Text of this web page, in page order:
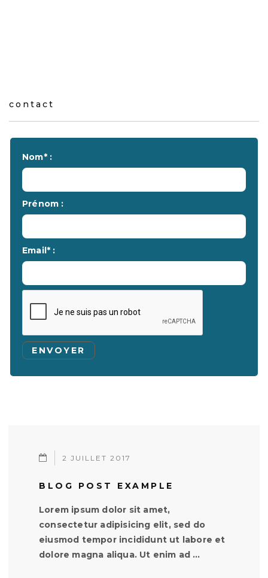
contact
Nom* :
Prénom :
Email* :
2 JUILLET 2017
BLOG POST EXAMPLE
Lorem ipsum dolor sit amet,
consectetur adipisicing elit, sed do
eiusmod tempor incididunt ut labore et
dolore magna aliqua. Ut enim ad …